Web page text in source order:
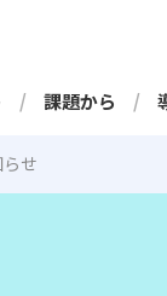
課題から
せ